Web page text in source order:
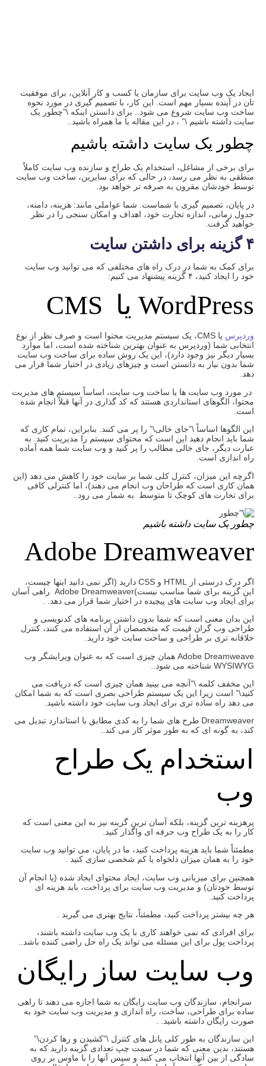
ایجاد یک وب سایت برای سازمان یا کسب و کار آنلاین، برای موفقیت
تان در آینده بسیار مهم است. این کار، با تصمیم گیری در مورد نحوه
ساخت وب سایت شروع می شود.. برای دانستن اینکه \”چطور یک
سایت داشته باشیم \” ، در این مقاله با ما همراه باشید..
چطور یک سایت داشته باشیم
برای برخی از مشاغل، استخدام یک طراح و سازنده وب سایت کاملاً
منطقی به نظر می رسد، در حالی که برای سایرین، ساخت وب سایت
توسط خودشان مقرون به صرفه تر خواهد بود.
در پایان، تصمیم گیری با شماست. شما عواملی مانند: هزینه، دامنه،
جدول زمانی، اندازه تجارت خود، اهداف و امکان سنجی را در نظر
خواهید گرفت.
۴ گزینه برای داشتن سایت
برای کمک به شما در درک راه های مختلفی که می توانید وب سایت
خود را ایجاد کنید، ۴ گزینه پیشنهاد می کنیم:
WordPress یا CMS
وردپرس
یا CMS، یک سیستم مدیریت محتوا است و صرف نظر از نوع
انتخابی شما (وردپرس به عنوان بهترین شناخته شده است، اما موارد
بسیار دیگر نیز وجود دارد)، این یک روش ساده برای ساخت وب سایت
شما بدون نیاز به دانستن است و چیزهای زیادی در اختیار شما قرار می
دهد.
در مورد وب سایت ها یا ساخت وب سایت، اساساً سیستم های مدیریت
محتوا، الگوهای استانداردی هستند که کد گذاری در آنها قبلاً انجام شده
است.
این الگوها اساساً \”جای خالی\” را پر می کنند. بنابراین، تمام کاری که
شما باید انجام دهید این است که محتوای سیستم را مدیریت کنید. به
عبارت دیگر، جای خالی مطالب را پر کنید و وب سایت شما همه آماده
راه اندازی است.
اگرچه این میزان، کنترل کلی شما بر سایت خود را کاهش می دهد (این
همان کاری است که طراحان وب انجام می دهند)، اما کنترلی کافی
برای تجارت های کوچک تا متوسط ​ به شمار می رود..
چطور یک سایت داشته باشیم
Adobe Dreamweaver
اگر درک درستی از HTML و CSS دارید (اگر نمی دانید اینها چیست،
این گزینه برای شما مناسب نیست)Adobe Dreamweaver راهی آسان
برای ایجاد وب سایت های پیچیده در اختیار شما قرار می دهد. .
این بدان معنی است که شما بدون داشتن برنامه های کدنویسی و
طراحی وب گران قیمت که متخصصان از آن استفاده می کنند، کنترل
خلاقانه تری بر طراحی و ساخت سایت خود دارید.
Adobe Dreamweave همان چیزی است که به عنوان ویرایشگر وب
WYSIWYG شناخته می شود..
این مخفف کلمه \”آنچه می بینید همان چیزی است که دریافت می
کنید\” است زیرا این یک سیستم طراحی بصری است که به شما امکان
می دهد راه ساده تری برای ایجاد وب سایت خود داشته باشید.
Dreamweaver طرح های شما را به کدی مطابق با استاندارد تبدیل می
کند، به گونه ای که به طور موثر کار می کند..
استخدام یک طراح
وب
پرهزینه ترین گزینه، بلکه آسان ترین گزینه نیز به این معنی است که
کار را به یک طراح وب حرفه ای واگذار کنید.
مطمئناً شما باید هزینه پرداخت کنید، ما در پایان، می توانید وب سایت
خود را به همان میزان دلخواه یا کم شخصی سازی کنید .
همچنین برای میزبانی وب سایت، ایجاد محتوای ایجاد شده (یا انجام آن
توسط خودتان) و مدیریت وب سایت برای پرداخت، باید هزینه ای
پرداخت کنید.
هر چه بیشتر پرداخت کنید، مطمئناً، نتایج بهتری می گیرید .
برای افرادی که نمی خواهند کاری با یک وب سایت داشته باشند،
پرداخت پول برای این مسئله می تواند یک راه حل راضی کننده باشد..
وب سایت ساز رایگان
سرانجام، سازندگان وب سایت رایگان به شما اجازه می دهند تا راهی
ساده برای طراحی، ساخت، راه اندازی و مدیریت وب سایت خود به
صورت رایگان داشته باشید. .
این سازندگان به طور کلی پانل های کنترل \”کشیدن و رها کردن\”
هستند، بدین معنی که شما در سمت چپ تعدادی گزینه دارید که به
سادگی از بین آنها انتخاب می کنید و سپس آنها را با ماوس بر روی